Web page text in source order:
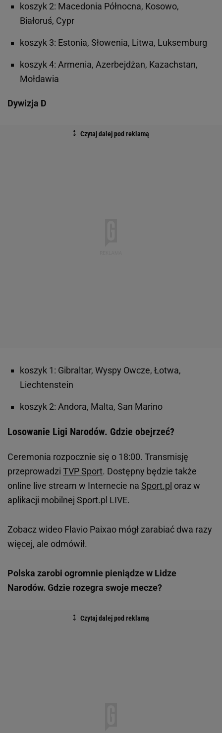
koszyk 2: Macedonia Północna, Kosowo,
Białoruś, Cypr
koszyk 3: Estonia, Słowenia, Litwa, Luksemburg
koszyk 4: Armenia, Azerbejdżan, Kazachstan,
Mołdawia
Dywizja D
koszyk 1: Gibraltar, Wyspy Owcze, Łotwa,
Liechtenstein
koszyk 2: Andora, Malta, San Marino
Losowanie Ligi Narodów. Gdzie obejrzeć?
Ceremonia rozpocznie się o 18:00. Transmisję
przeprowadzi TVP Sport. Dostępny będzie także
online live stream w Internecie na Sport.pl oraz w
aplikacji mobilnej Sport.pl LIVE.
Zobacz wideo Flavio Paixao mógł zarabiać dwa razy
więcej, ale odmówił.
Polska zarobi ogromnie pieniądze w Lidze
Narodów. Gdzie rozegra swoje mecze?